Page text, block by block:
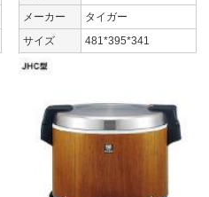
メーカー
タイガー
サイズ
481*395*341